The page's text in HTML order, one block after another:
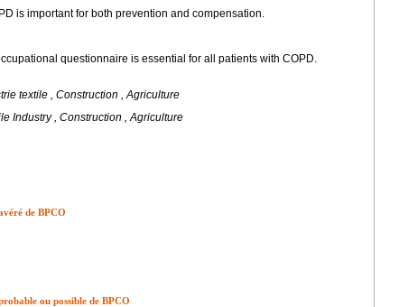
is important for both prevention and compensation.
questionnaire is essential for all patients with COPD.
textile , Construction , Agriculture
Industry , Construction , Agriculture
de BPCO
ou possible de BPCO